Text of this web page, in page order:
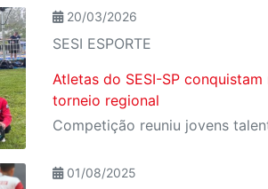
20/03/2026
SESI ESPORTE
Atletas do SESI-SP conquistam
torneio regional
01/08/2025